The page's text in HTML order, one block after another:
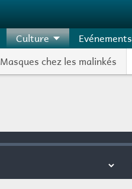
Culture
Masques chez les malinkés
Evénements